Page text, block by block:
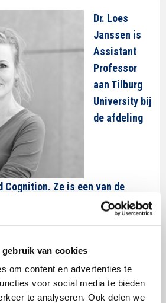
gebruik van cookies
om content en advertenties te
voor social media te bieden
te analyseren. Ook delen we
Dr. Loes
Janssen is
Assistant
Professor
aan Tilburg
University bij
de afdeling
Cognition. Ze is een van de
publicatie
Influencing for the
gezondheidsambassadeurs .
naar gedragsbeïnvloeding en de
Ze is geïnteresseerd in de
en ontvangers die